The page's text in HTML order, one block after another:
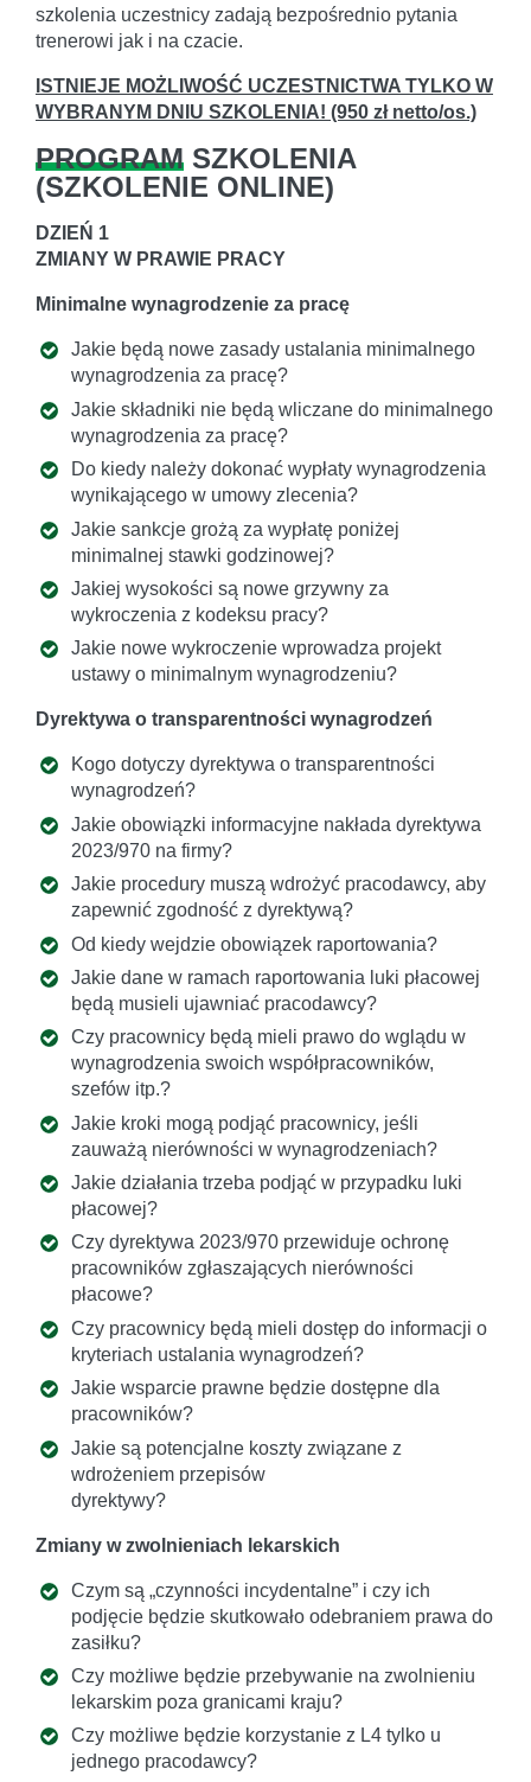
szkolenia uczestnicy zadają bezpośrednio pytania
trenerowi jak i na czacie.
ISTNIEJE MOŻLIWOŚĆ UCZESTNICTWA TYLKO W
WYBRANYM DNIU SZKOLENIA! (950 zł netto/os.)
PROGRAM SZKOLENIA
(SZKOLENIE ONLINE)
DZIEŃ 1
ZMIANY W PRAWIE PRACY
Minimalne wynagrodzenie za pracę
Jakie będą nowe zasady ustalania minimalnego
wynagrodzenia za pracę?
Jakie składniki nie będą wliczane do minimalnego
wynagrodzenia za pracę?
Do kiedy należy dokonać wypłaty wynagrodzenia
wynikającego w umowy zlecenia?
Jakie sankcje grożą za wypłatę poniżej
minimalnej stawki godzinowej?
Jakiej wysokości są nowe grzywny za
wykroczenia z kodeksu pracy?
Jakie nowe wykroczenie wprowadza projekt
ustawy o minimalnym wynagrodzeniu?
Dyrektywa o transparentności wynagrodzeń
Kogo dotyczy dyrektywa o transparentności
wynagrodzeń?
Jakie obowiązki informacyjne nakłada dyrektywa
2023/970 na firmy?
Jakie procedury muszą wdrożyć pracodawcy, aby
zapewnić zgodność z dyrektywą?
Od kiedy wejdzie obowiązek raportowania?
Jakie dane w ramach raportowania luki płacowej
będą musieli ujawniać pracodawcy?
Czy pracownicy będą mieli prawo do wglądu w
wynagrodzenia swoich współpracowników,
szefów itp.?
Jakie kroki mogą podjąć pracownicy, jeśli
zauważą nierówności w wynagrodzeniach?
Jakie działania trzeba podjąć w przypadku luki
płacowej?
Czy dyrektywa 2023/970 przewiduje ochronę
pracowników zgłaszających nierówności
płacowe?
Czy pracownicy będą mieli dostęp do informacji o
kryteriach ustalania wynagrodzeń?
Jakie wsparcie prawne będzie dostępne dla
pracowników?
Jakie są potencjalne koszty związane z
wdrożeniem przepisów
dyrektywy?
Zmiany w zwolnieniach lekarskich
Czym są „czynności incydentalne” i czy ich
podjęcie będzie skutkowało odebraniem prawa do
zasiłku?
Czy możliwe będzie przebywanie na zwolnieniu
lekarskim poza granicami kraju?
Czy możliwe będzie korzystanie z L4 tylko u
jednego pracodawcy?